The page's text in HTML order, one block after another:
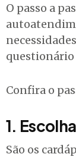
O passo a
questionário
Confira o
1.
São os